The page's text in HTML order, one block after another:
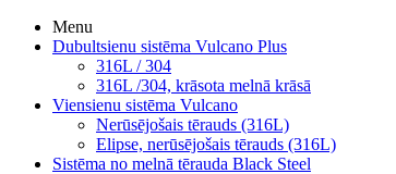
Menu
Dubultsienu sistēma Vulcano Plus
316L / 304
316L /304, krāsota melnā krāsā
Viensienu sistēma Vulcano
Nerūsējošais tērauds (316L)
Elipse, nerūsējošais tērauds (316L)
Sistēma no melnā tērauda Black Steel